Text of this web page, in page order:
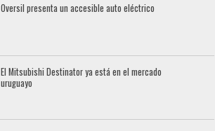
Oversil presenta un accesible auto eléctrico
El Mitsubishi Destinator ya está en el mercado
uruguayo